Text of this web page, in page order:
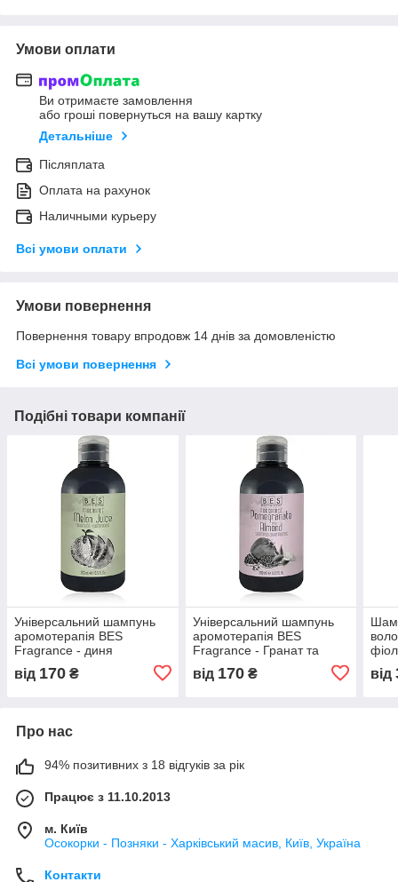
Умови оплати
Ви отримаєте замовлення
або гроші повернуться на вашу картку
Детальніше
Післяплата
Оплата на рахунок
Наличными курьеру
Всі умови оплати
Умови повернення
Повернення товару впродовж 14 днів за домовленістю
Всі умови повернення
Подібні товари компанії
Універсальний шампунь
аромотерапія BES
Fragrance - диня
від 170 ₴
Універсальний шампунь
аромотерапія BES
Fragrance - Гранат та
від 170₴ від
Про нас
94% позитивних з 18 відгуків за рік
Працює з 11.10.2013
м. Київ
Осокорки - Позняки - Харківський масив, Київ, Україна
Контакти